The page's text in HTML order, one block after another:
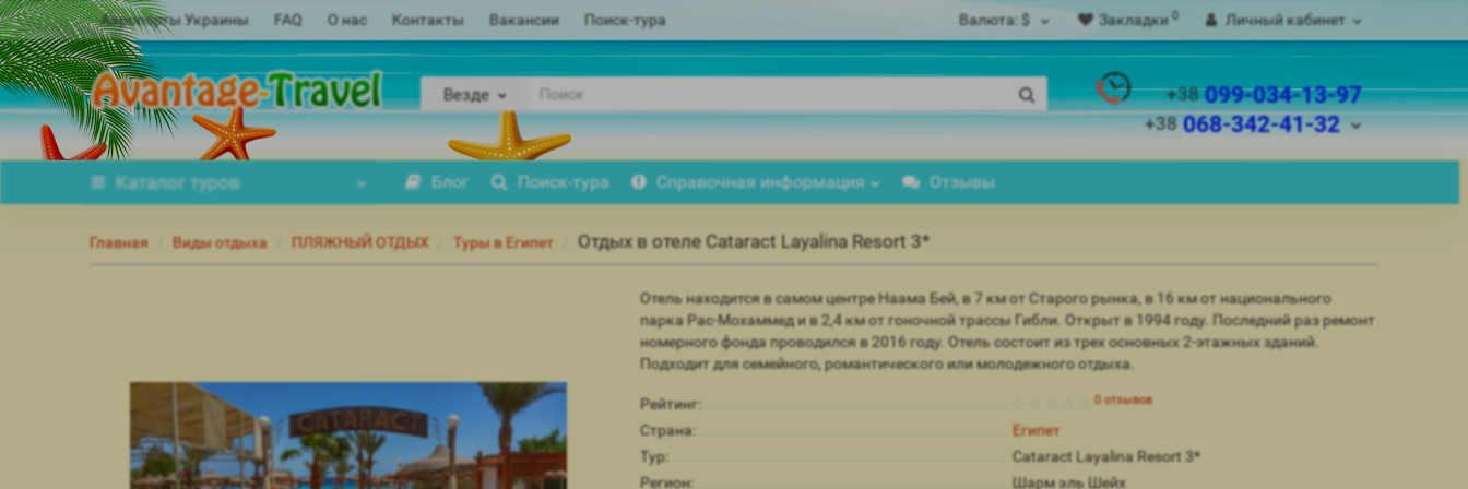
Аэропорты Украины FAQ О нас Контакты Вакансии Поиск-тура Валюта: $ Закладки 0 Личный кабинет
Везде +38099-034-13-97
+38068-342-41-32
Каталогтуров Блог Поиск-тура Справочная информация Отзывы
Главная Виды отдыха ПЛЯЖНЫЙ ОТДЫХ Туры в Египет Отдых в отеле Cataract Layalina Resort 3*
Отель находится в самом центре Наама Бей, в 7 км от Старого рынка, в 16 км от национального
парка Рас-Мохаммед и в 2,4 км от гоночной трассы Гибли. Открыт в 1994 году. Последний раз ремонт
номерного фонда проводился в 2016 году. Отель состоит из трех основных 2-этажных зданий.
Подходит для семейного, романтического или молодежного отдыха.
Рейтинг: 0 отзывов
Страна:
Египет
Тур:
Cataract Layalina Resort 3*
Регион:
Шарм эль Шейх